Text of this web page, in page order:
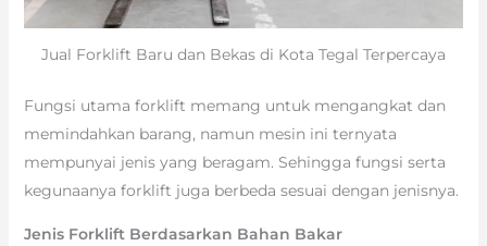
Jual Forklift Baru dan Bekas di Kota Tegal Terpercaya
Fungsi utama forklift memang untuk mengangkat dan
memindahkan barang, namun mesin ini ternyata
mempunyai jenis yang beragam. Sehingga fungsi serta
kegunaanya forklift juga berbeda sesuai dengan jenisnya.
Jenis Forklift Berdasarkan Bahan Bakar